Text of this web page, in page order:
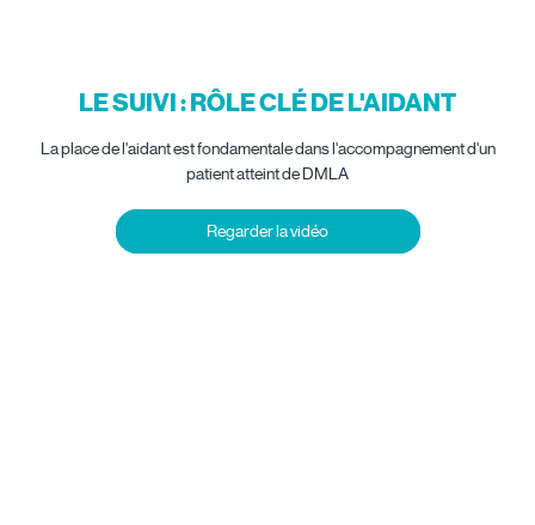
LE SUIVI : RÔLE CLÉ DE L'AIDANT
La place de l'aidant est fondamentale dans l'accompagnement d'un
patient atteint de DMLA
Regarder la vidéo